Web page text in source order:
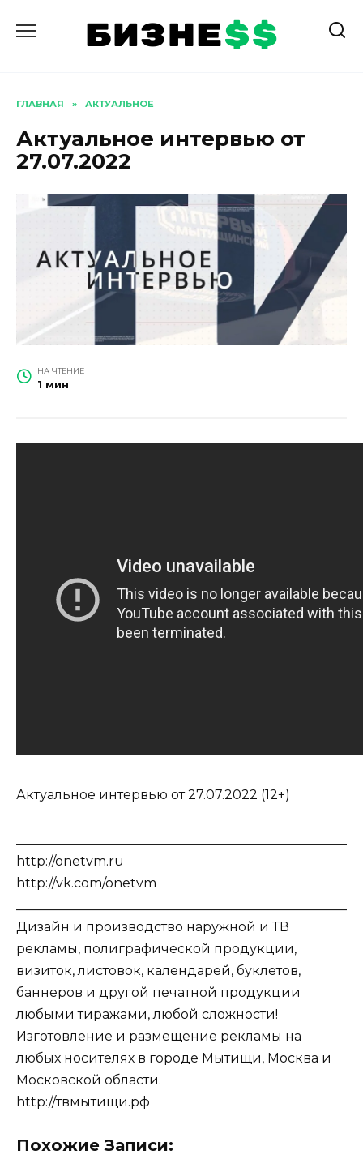
содержанию
ГЛАВНАЯ » АКТУАЛЬНОЕ
Актуальное интервью от
27.07.2022
НА ЧТЕНИЕ
1 мин
Актуальное интервью от 27.07.2022 (12+)
http://onetvm.ru
http://vk.com/onetvm
Дизайн и производство наружной и ТВ
рекламы, полиграфической продукции,
визиток, листовок, календарей, буклетов,
баннеров и другой печатной продукции
любыми тиражами, любой сложности!
Изготовление и размещение рекламы на
любых носителях в городе Мытищи, Москва и
Московской области.
http://твмытищи.рф
Похожие Записи: